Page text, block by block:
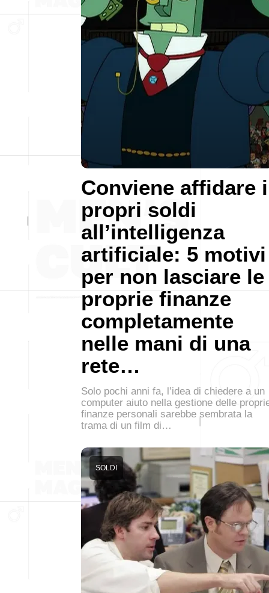
Conviene affidare i
propri soldi
all’intelligenza
artificiale: 5 motivi
per non lasciare le
proprie finanze
completamente
nelle mani di una
rete…
Solo pochi anni fa, l’idea di chiedere a un
computer aiuto nella gestione delle
finanze personali sarebbe sembrata la
trama di un film di…
SOLDI